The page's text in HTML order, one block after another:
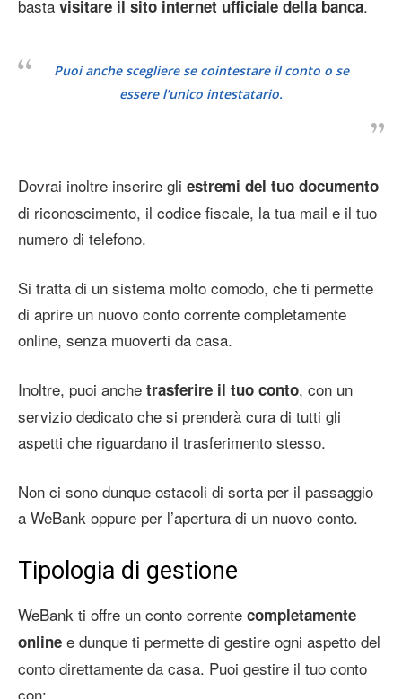
basta visitare il sito internet ufficiale della banca.
Puoi anche scegliere se cointestare il conto o se
essere l’unico intestatario.
Dovrai inoltre inserire gli estremi del tuo documento
di riconoscimento, il codice fiscale, la tua mail e il tuo
numero di telefono.
Si tratta di un sistema molto comodo, che ti permette
di aprire un nuovo conto corrente completamente
online, senza muoverti da casa.
Inoltre, puoi anche trasferire il tuo conto, con un
servizio dedicato che si prenderà cura di tutti gli
aspetti che riguardano il trasferimento stesso.
Non ci sono dunque ostacoli di sorta per il passaggio
a WeBank oppure per l’apertura di un nuovo conto.
Tipologia di gestione
WeBank ti offre un conto corrente completamente
online e dunque ti permette di gestire ogni aspetto del
conto direttamente da casa. Puoi gestire il tuo conto
con: